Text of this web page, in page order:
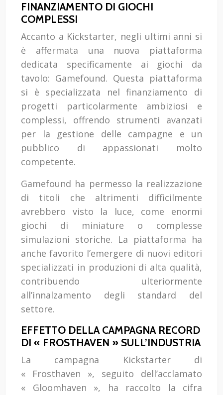
FINANZIAMENTO DI GIOCHI
COMPLESSI
Accanto a Kickstarter, negli ultimi anni si
è affermata una nuova piattaforma
dedicata specificamente ai giochi da
tavolo: Gamefound. Questa piattaforma
si è specializzata nel finanziamento di
progetti particolarmente ambiziosi e
complessi, offrendo strumenti avanzati
per la gestione delle campagne e un
pubblico di appassionati molto
competente.
Gamefound ha permesso la realizzazione
di titoli che altrimenti difficilmente
avrebbero visto la luce, come enormi
giochi di miniature o complesse
simulazioni storiche. La piattaforma ha
anche favorito l’emergere di nuovi editori
specializzati in produzioni di alta qualità,
contribuendo ulteriormente
all’innalzamento degli standard del
settore.
EFFETTO DELLA CAMPAGNA RECORD
DI « FROSTHAVEN » SULL’INDUSTRIA
La campagna Kickstarter di
« Frosthaven », seguito dell’acclamato
« Gloomhaven », ha raccolto la cifra